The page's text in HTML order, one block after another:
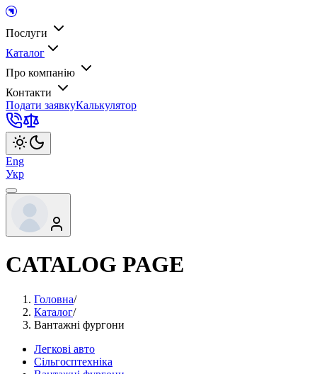
Послуги
Каталог
Про компанію
Контакти
Подати заявкуКалькулятор
Eng
Укр
CATALOG PAGE
Головна/
Каталог/
Вантажні фургони
Легкові авто
Сільгосптехніка